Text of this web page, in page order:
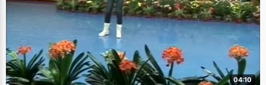
04:10